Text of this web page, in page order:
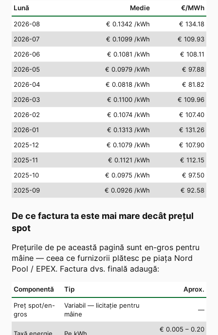
Lună Medie €/MWh
2026-08 € 0.1342 /kWh
€ 134.18
2026-07
€ 0.1099 /kWh
€ 109.93
2026-06
€ 0.1081 /kWh
€ 108.11
2026-05
€ 0.0979 /kWh
€ 97.88
2026-04
€ 0.0818 /kWh
€ 81.82
2026-03
€ 0.1100 /kWh
€ 109.96
2026-02
€ 0.1074 /kWh
€ 107.40
2026-01
€ 0.1313 /kWh
€ 131.26
2025-12
€ 0.1079 /kWh
€ 107.90
2025-11
€ 0.1121 /kWh
€ 112.15
2025-10
€ 0.0975 /kWh
€ 97.50
2025-09
€ 0.0926 /kWh € 92.58
De ce factura ta este mai mare decât prețul
spot
Prețurile de pe această pagină sunt en-gros pentru
mâine — ceea ce furnizorii plătesc pe piața Nord
Pool / EPEX. Factura dvs. finală adaugă:
Componentă Tip Aprox.
Preț spot/en-
gros
Variabil — licitație pentru
mâine
—
Taxă energie Pe kWh
€ 0.005 – 0.20